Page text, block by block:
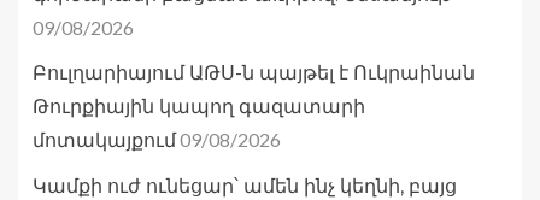
09/08/2026
Բուլղարիայում ԱԹՍ-ն պայթել է Ուկրաինան
Թուրքիային կապող գազատարի
մոտակայքում09/08/2026
Կամքի ուժ ունեցար՝ ամեն ինչ կեղնի, բայց